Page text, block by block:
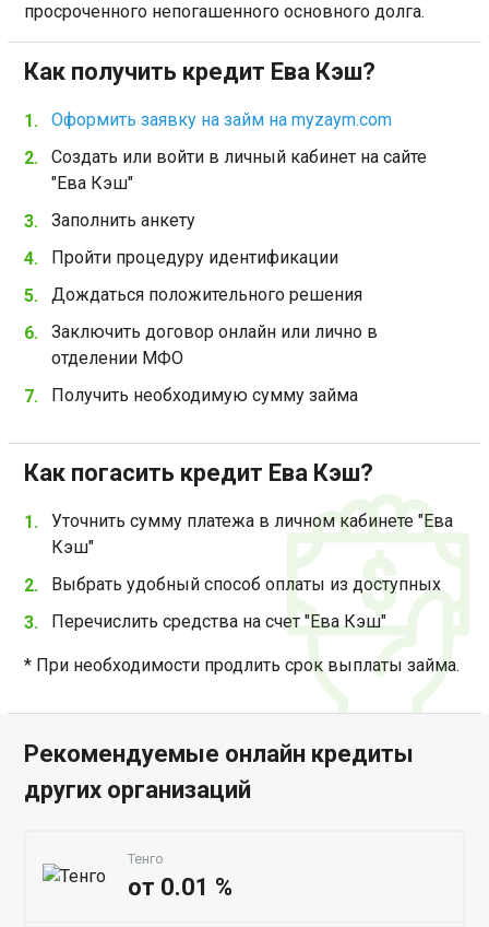
просроченного непогашенного основного долга.
Как получить кредит Ева Кэш?
Оформить заявку на займ на myzaym.com
Создать или войти в личный кабинет на сайте
"Ева Кэш"
Заполнить анкету
Пройти процедуру идентификации
Дождаться положительного решения
Заключить договор онлайн или лично в
отделении МФО
Получить необходимую сумму займа
Как погасить кредит Ева Кэш?
Уточнить сумму платежа в личном кабинете "Ева
Кэш"
Выбрать удобный способ оплаты из доступных
Перечислить средства на счет "Ева Кэш"
* При необходимости продлить срок выплаты займа.
Рекомендуемые онлайн кредиты
других организаций
Тенго
от 0.01 %